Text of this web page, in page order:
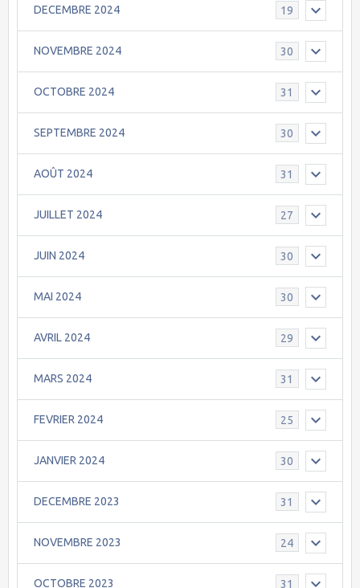
DECEMBRE 2024 19
NOVEMBRE 2024 30
OCTOBRE 2024 31
SEPTEMBRE 2024 30
AOÛT 2024 31
JUILLET 2024 27
JUIN 2024 30
MAI 2024 30
AVRIL 2024 29
MARS 2024 31
FEVRIER 2024 25
JANVIER 2024 30
DECEMBRE 2023 31
NOVEMBRE 2023 24
OCTOBRE 2023 31